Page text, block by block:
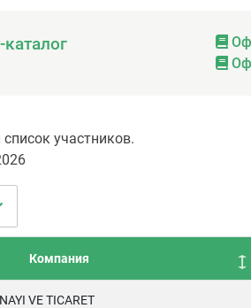
участников.
Компания
VE TICARET